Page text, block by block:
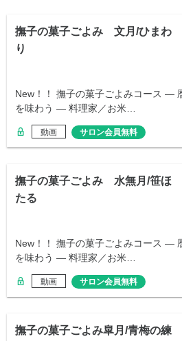
撫子の菓子ごよみ 文月/ひまわ
り
New！！ 撫子の菓子ごよみコース ―
を味わう ― 料理家／お米…
動画 サロン会員無料
撫子の菓子ごよみ 水無月/笹ほ
たる
New！！ 撫子の菓子ごよみコース ―
を味わう ― 料理家／お米…
動画 サロン会員無料
撫子の菓子ごよみ皐月/青梅の練